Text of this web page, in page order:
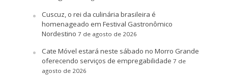
Cuscuz, o rei da culinária brasileira é
homenageado em Festival Gastronômico
Nordestino 7 de agosto de 2026
Cate Móvel estará neste sábado no Morro Grande
oferecendo serviços de empregabilidade 7 de
agosto de 2026